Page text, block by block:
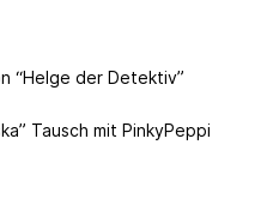
“Helge der Detektiv”
Tausch mit PinkyPeppi